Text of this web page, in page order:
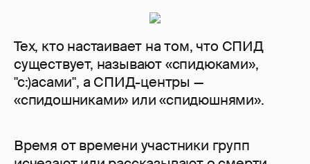
Тех, кто настаивает на том, что СПИД
существует, называют «спидюками»,
"с:)асами", а СПИД-центры —
«спидошниками» или «спидюшнями».
Время от времени участники групп